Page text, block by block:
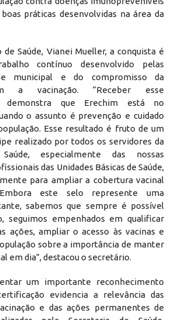
práticas desenvolvidas na área da
Saúde, Vianei Mueller, a conquista é
contínuo desenvolvido pelas
municipal e do compromisso da
a vacinação. “Receber esse
demonstra que Erechim está no
o assunto é prevenção e cuidado
Esse resultado é fruto de um
realizado por todos os servidores da
especialmente das nossas
das Unidades Básicas de Saúde,
para ampliar a cobertura vacinal
este selo represente uma
sabemos que sempre é possível
seguimos empenhados em qualificar
ações, ampliar o acesso às vacinas e
sobre a importância de manter
em dia”, destacou o secretário.
um importante reconhecimento
evidencia a relevância das
e das ações permanentes de